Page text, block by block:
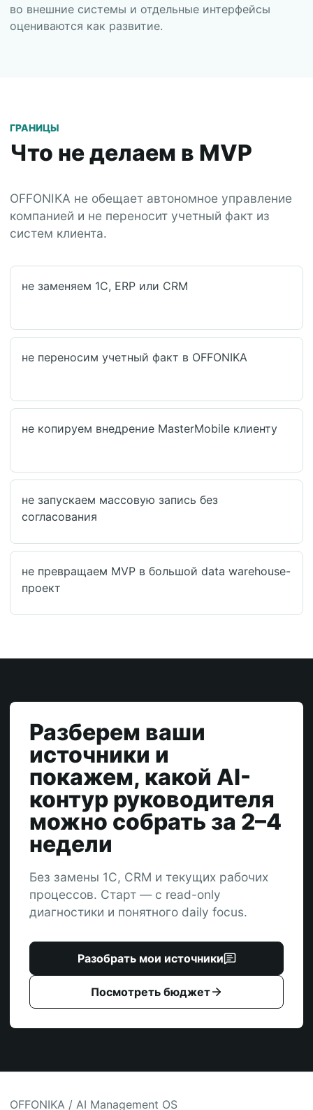
во внешние системы и отдельные интерфейсы
оцениваются как развитие.
ГРАНИЦЫ
Что не делаем в MVP
OFFONIKA не обещает автономное управление
компанией и не переносит учетный факт из
систем клиента.
не заменяем 1С, ERP или CRM
не переносим учетный факт в OFFONIKA
не копируем внедрение MasterMobile клиенту
не запускаем массовую запись без
согласования
не превращаем MVP в большой data warehouse-
проект
Разберем ваши
источники и
покажем, какой AI-
контур руководителя
можно собрать за 2–4
недели
Без замены 1С, CRM и текущих рабочих
процессов. Старт — с read-only
диагностики и понятного daily focus.
Разобрать мои источники
Посмотреть бюджет
OFFONIKA / AI Management OS